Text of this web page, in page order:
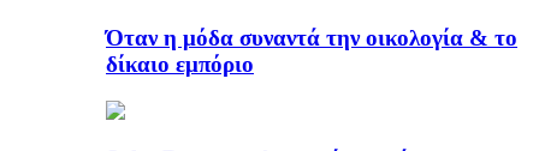
Όταν η μόδα συναντά την οικολογία & το
δίκαιο εμπόριο